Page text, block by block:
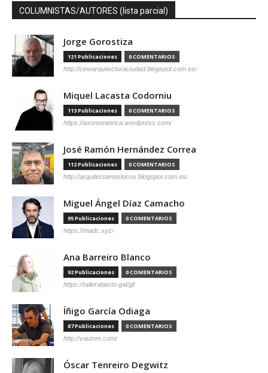
COLUMNISTAS/AUTORES (lista parcial)
Jorge Gorostiza
121 Publicaciones 0 COMENTARIOS
http://cinearquitecturaciudad.blogspot.com.es/
Miquel Lacasta Codorniu
113 Publicaciones 0 COMENTARIOS
https://axonometrica.wordpress.com/
José Ramón Hernández Correa
112 Publicaciones 0 COMENTARIOS
http://arquitectamoslocos.blogspot.com.es/
Miguel Ángel Díaz Camacho
95 Publicaciones 0 COMENTARIOS
https://madc.xyz/
Ana Barreiro Blanco
92 Publicaciones 0 COMENTARIOS
https://tallerabierto.gal/gl/
Íñigo García Odiaga
87 Publicaciones 0 COMENTARIOS
http://vaumm.com/
Óscar Tenreiro Degwitz